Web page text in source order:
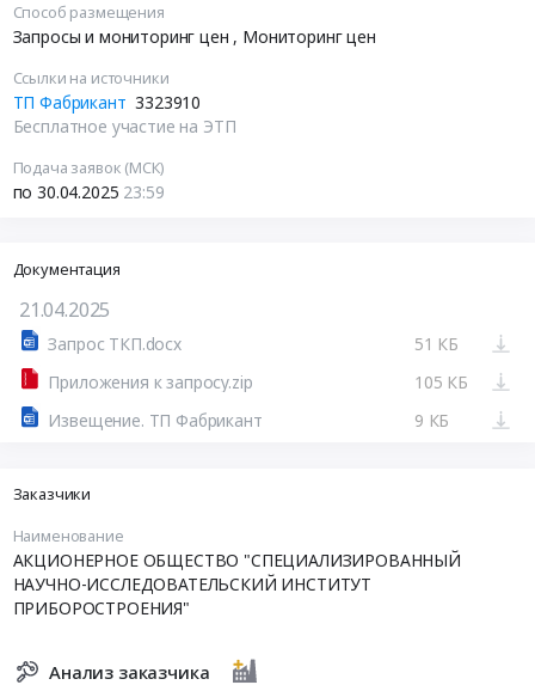
Способ размещения
Запросы и мониторинг цен , Мониторинг цен
Ссылки на источники
ТП Фабрикант 3323910
Бесплатное участие на ЭТП
Подача заявок (МСК)
по 30.04.2025 23:59
Документация
21.04.2025
Запрос ТКП.docx
51 КБ
Приложения к запросу.zip
105 КБ
Извещение. ТП Фабрикант
9 КБ
Заказчики
Наименование
АКЦИОНЕРНОЕ ОБЩЕСТВО "СПЕЦИАЛИЗИРОВАННЫЙ
НАУЧНО-ИССЛЕДОВАТЕЛЬСКИЙ ИНСТИТУТ
ПРИБОРОСТРОЕНИЯ"
Анализ заказчика